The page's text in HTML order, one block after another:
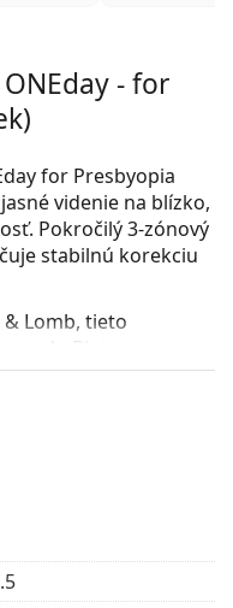
- for
for Presbyopia
videnie na blízko,
Pokročilý 3-zónový
stabilnú korekciu
Lomb, tieto
z radu Biotrue
ktorý ponúka
komfort.
blízko, na strednú
šošovke.